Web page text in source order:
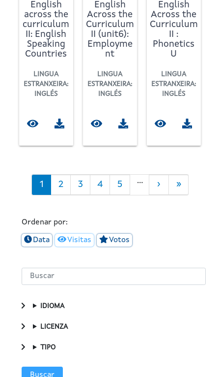
English
across the
curriculum
II: English
Speaking
Countries
LINGUA
ESTRANXEIRA:
INGLÉS
English
Across the
Curriculum
II (unit6):
Employme
nt
LINGUA
ESTRANXEIRA:
INGLÉS
English
Across the
Curriculum
II :
Phonetics
U
LINGUA
ESTRANXEIRA:
INGLÉS
Paxinación
Páxina
actual
1
Filtro
Portada
2
Filtro
Portada
3
Filtro
Portada
4
Filtro
Portada
5 …
Páxina
Seguinte
›
Last
page
»
Ordenar por:
Data Visitas Votos
IDIOMA
TIPO
LICENZA